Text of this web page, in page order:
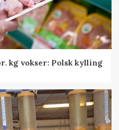
kg vokser: Polsk kylling